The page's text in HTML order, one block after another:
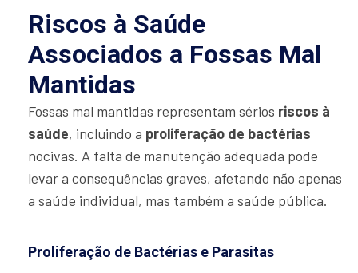
Riscos à Saúde
Associados a Fossas Mal
Mantidas
Fossas mal mantidas representam sérios riscos à
saúde, incluindo a proliferação de bactérias
nocivas. A falta de manutenção adequada pode
levar a consequências graves, afetando não apenas
a saúde individual, mas também a saúde pública.
Proliferação de Bactérias e Parasitas